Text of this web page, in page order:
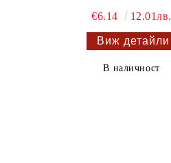
€6.14 12.01лв.
Виж детайли
В наличност